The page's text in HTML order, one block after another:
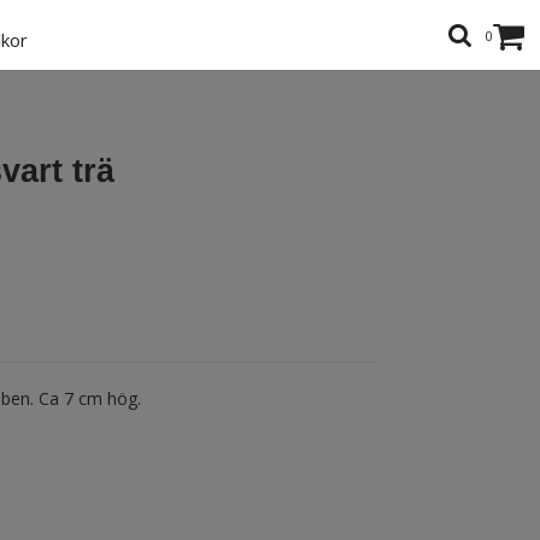
trä
Ca 7 cm hög.
0